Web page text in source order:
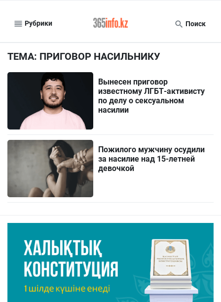
Рубрики Поиск
ТЕМА: ПРИГОВОР НАСИЛЬНИКУ
Вынесен приговор
известному ЛГБТ-активисту
по делу о сексуальном
насилии
Пожилого мужчину осудили
за насилие над 15-летней
девочкой